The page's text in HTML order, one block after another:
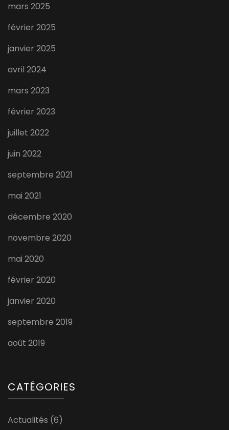
mars 2025
février 2025
janvier 2025
avril 2024
mars 2023
février 2023
juillet 2022
juin 2022
septembre 2021
mai 2021
décembre 2020
novembre 2020
mai 2020
février 2020
janvier 2020
septembre 2019
août 2019
CATÉGORIES
Actualités (6)